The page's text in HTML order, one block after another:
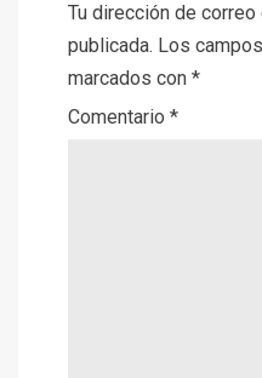
Tu dirección de
publicada. Los
marcados con *
Comentario *